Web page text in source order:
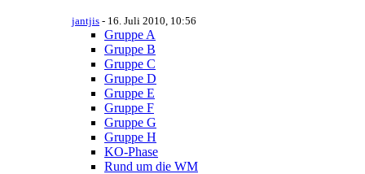
jantjis - 16. Juli 2010, 10:56
Gruppe A
Gruppe B
Gruppe C
Gruppe D
Gruppe E
Gruppe F
Gruppe G
Gruppe H
KO-Phase
Rund um die WM